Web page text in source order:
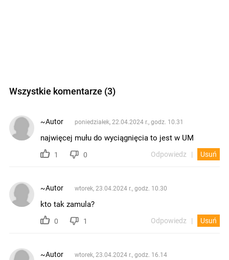
Wszystkie komentarze (3)
~Autor poniedziałek, 22.04.2024 r., godz. 10.31
najwięcej mułu do wyciągnięcia to jest w UM
1 0 Odpowiedz Usuń
~Autor wtorek, 23.04.2024 r., godz. 10.30
kto tak zamula?
0 1 Odpowiedz Usuń
~Autor wtorek, 23.04.2024 r., godz. 16.14